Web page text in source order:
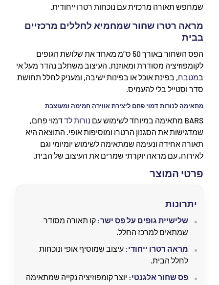
שמחפש תאורה מרכזית עם נוכחות רטרו ייחודית.
מראה רטרו שחור שמחמיא לחללים מרכזיים
בבית
הפס השחור באורך 50 ס"מ מאחד את שלושת הגופים
לקומפוזיציה מסודרת ומאוזנת. העיצוב משתלב נהדר מעל אי
במטבח, בפינת אוכל או בפינות ישיבה, ומעניק לחלל תחושת
סדר וסטייל בלי להעמיס.
מתאימה לנורות דמוי פחם ליצירת אווירה חמימה ומעוצבת
BARS מתאימה במיוחד לשימוש עם נורות לדדמוי פחם,
שמדגישות את הסגנון הרטרו ומוסיפות אופי. התוצאה היא
תאורה אחידה ונעימה שמתאימה לשימוש יומיומי וגם
לאירוח, עם מראה יוקרתי שמרים את העיצוב של הבית.
פרטי המוצר
יתרונות
שלישיית גופים על פס ישר: קו תאורה מסודר
שמתאים למרכז החלל.
מראה רטרו ייחודי: עיצוב שמוסיף אופי ונוכחות
לחלל הבית.
פס שחור אלגנטי: יוצר קומפוזיציה נקייה שמתאימה